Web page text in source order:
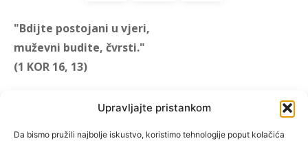
Upravljajte pristankom
Da bismo pružili najbolje iskustvo, koristimo tehnologije poput kolačića
"Bdijte postojani u vjeri,
muževni budite, čvrsti."
(1 KOR 16, 13)
"Muževni budite" prvi je
hrvatski portal za katoličke
muškarce koji pokušava